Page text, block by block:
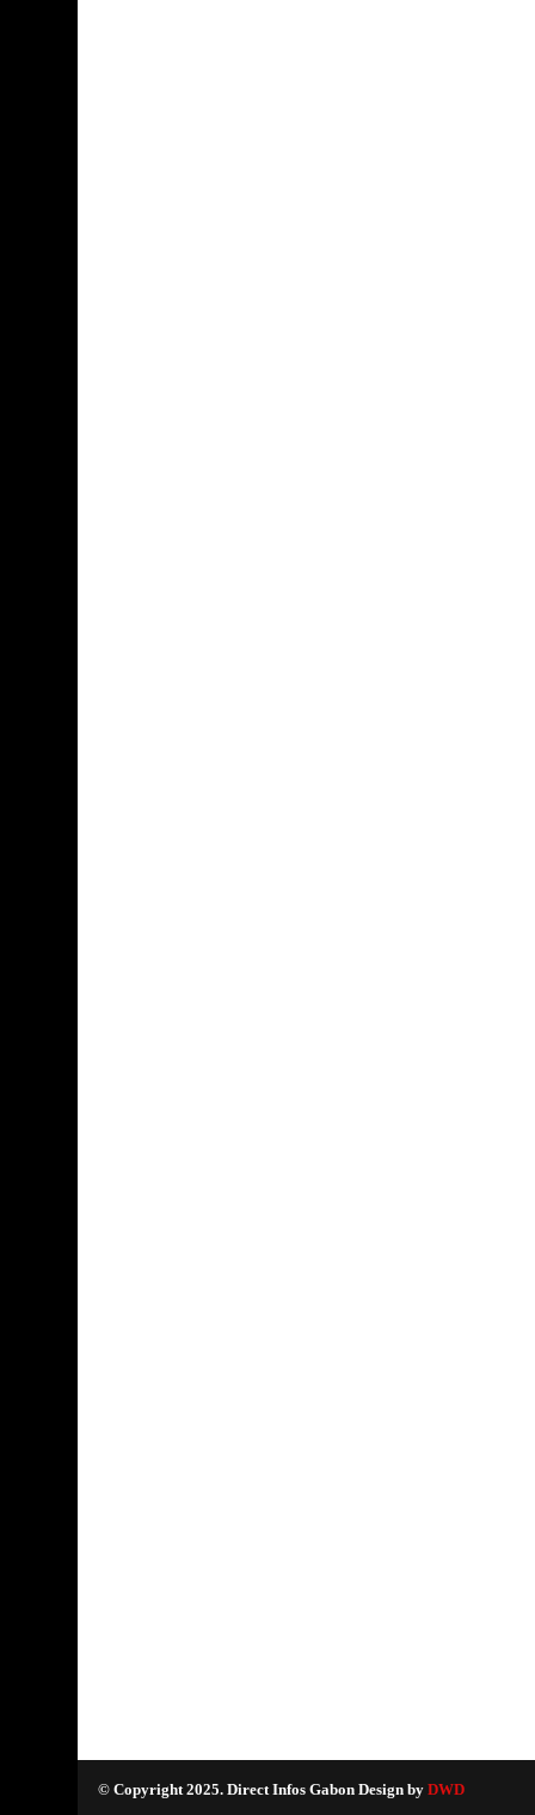
© Copyright 2025. Direct Infos Gabon Design by DWD